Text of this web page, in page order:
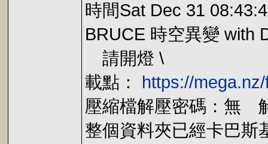
時間Sat Dec 31
BRUCE 時空異變 with
請開燈 \
載點： https://
壓縮檔解壓密碼：無
整個資料夾已經卡巴斯